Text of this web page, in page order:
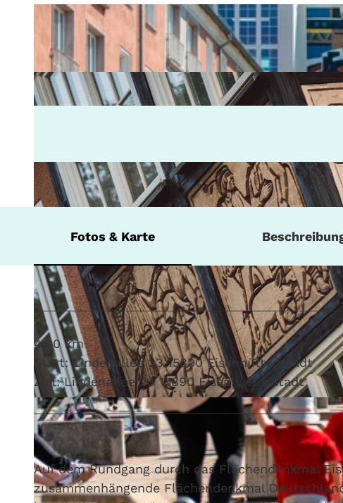
© Stadt Eisenhüttenstadt
Fotos & Karte
4,00 km
Start: Lindenallee 23 15890 Eisenhüttenstadt
Ziel: Lindenallee 23 15890 Eisenhüttenstadt
Auf dem Rundgang durch das Flächendenkmal
zusammenhängende Flächendenkmal